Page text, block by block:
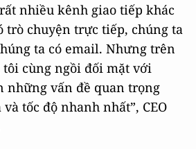
nhiều kênh giao tiếp khác
trò chuyện trực tiếp, chúng ta
ta có email. Nhưng trên
tôi cùng ngồi đối mặt với
những vấn đề quan trọng
tốc độ nhanh nhất”, CEO